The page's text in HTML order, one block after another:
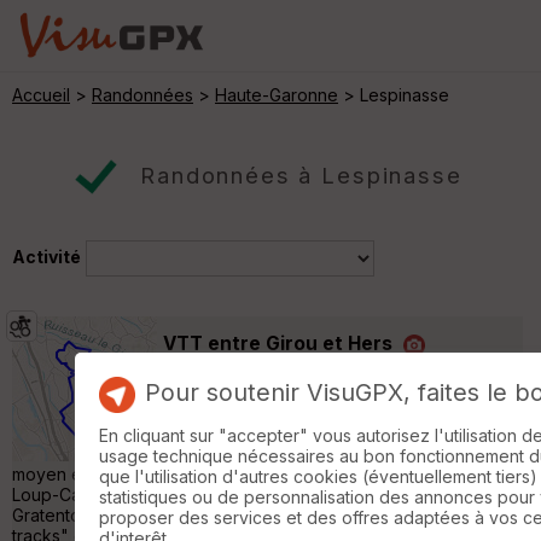
Accueil > Randonnées > Haute-Garonne > Lespinasse
Randonnées à Lespinasse
Activité
VTT entre Girou et Hers
VTT 30 km 440 m
Réactualisation d'un circuit que je propose
chaque année à mes élèves de cours-
moyen entre Cépet, Labastide-Saint-Sernin, Montberon, Saint-
Loup-Cammas, Launaguet, Fonbeauzard, Castelginest et
Gratentour, entre Girou et Hers. De très jolis sentiers et "single-
tracks" en sous-bois, un peu de goudron avec des pistes
Pour soutenir VisuGPX, faites le
En cliquant sur "accepter" vous autorisez l'utilisation
usage technique nécessaires au bon fonctionnement
que l'utilisation d'autres cookies (éventuellement
statistiques ou de personnalisation des annonces pour
proposer des services et des offres adaptées à vos